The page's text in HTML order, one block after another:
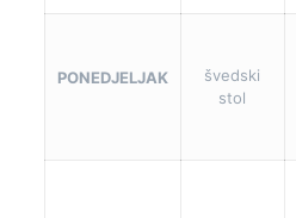
PONEDJELJAK
švedski
stol